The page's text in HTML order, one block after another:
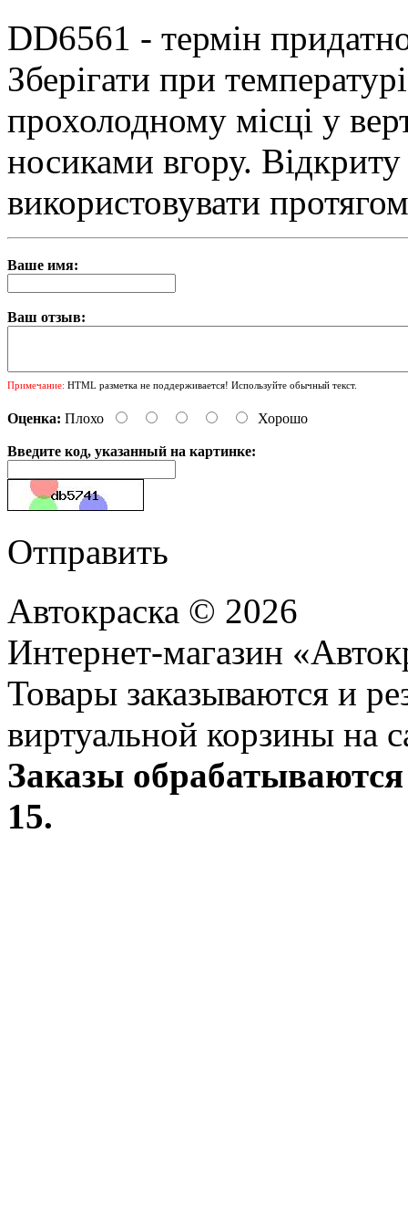
DD6561 - термін
Зберігати при
прохолодному місці у
носиками вгору.
використовувати
Ваше имя:
Ваш отзыв:
Примечание: HTML разметка не поддерживается! Используйте обычный текст.
Оценка: Плохо Хорошо
Введите код, указанный на картинке:
Отправить
Автокраска © 2026
Интернет-магазин
Товары заказываются и
виртуальной корзины на
Заказы
15.